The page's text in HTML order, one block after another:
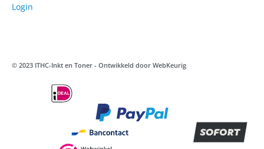
Login
© 2023 ITHC-Inkt en Toner - Ontwikkeld door WebKeurig